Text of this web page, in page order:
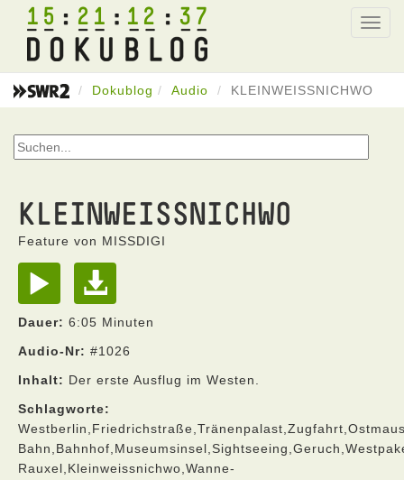
15 21 12 37
Dokublog Audio KLEINWEISSNICHWO
KLEINWEISSNICHWO
Feature von MISSDIGI
Dauer: 6:05 Minuten
Audio-Nr: #1026
Inhalt: Der erste Ausflug im Westen.
Schlagworte:
Rauxel,Kleinweissnichwo,Wanne-